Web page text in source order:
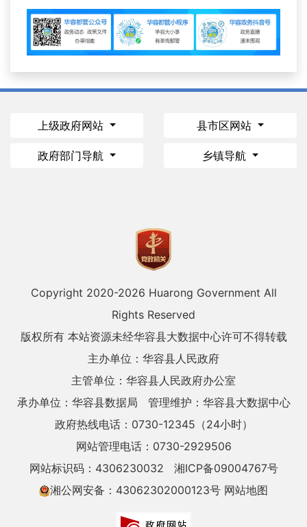
上级政府网站 县市区网站
政府部门导航 乡镇导航
Copyright 2020-2026 Huarong Government All
Rights Reserved
版权所有 本站资源未经华容县大数据中心许可不得转载
主办单位：华容县人民政府
主管单位：华容县人民政府办公室
承办单位：华容县数据局
管理维护：华容县大数据中心
政府热线电话：0730-12345（24小时）
网站管理电话：0730-2929506
网站标识码：4306230032
湘ICP备09004767号
湘公网安备：43062302000123号 网站地图